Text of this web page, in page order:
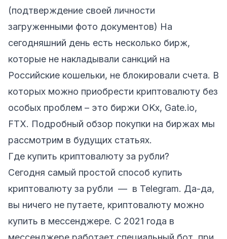
(подтверждение своей личности
загруженными фото документов) На
сегодняшний день есть несколько бирж,
которые не накладывали санкций на
Российские кошельки, не блокировали счета. В
которых можно приобрести криптовалюту без
особых проблем – это биржи OKx, Gate.io,
FTX. Подробный обзор покупки на биржах мы
рассмотрим в будущих статьях.
Где купить криптовалюту за рубли?
Сегодня самый простой способ купить
криптовалюту за рубли — в Telegram. Да-да,
вы ничего не путаете, криптовалюту можно
купить в мессенджере. С 2021 года в